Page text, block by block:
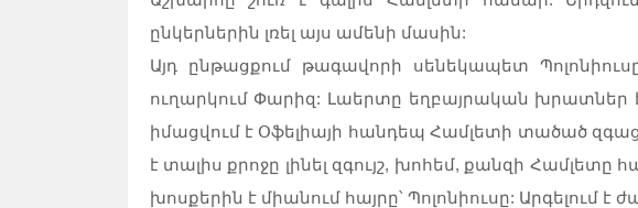
ընկերներին լռել այս ամենի մասին:
Այդ ընթացքում թագավորի սենեկապետ
ուղարկում Փարիզ: Լաերտը եղբայրական խրատներ է
իմացվում է Օֆելիայի հանդեպ Համլետի տածած
է տալիս քրոջը լինել զգույշ, խոհեմ, քանզի
խոսքերին է միանում հայրը՝ Պոլոնիուսը: Արգելում